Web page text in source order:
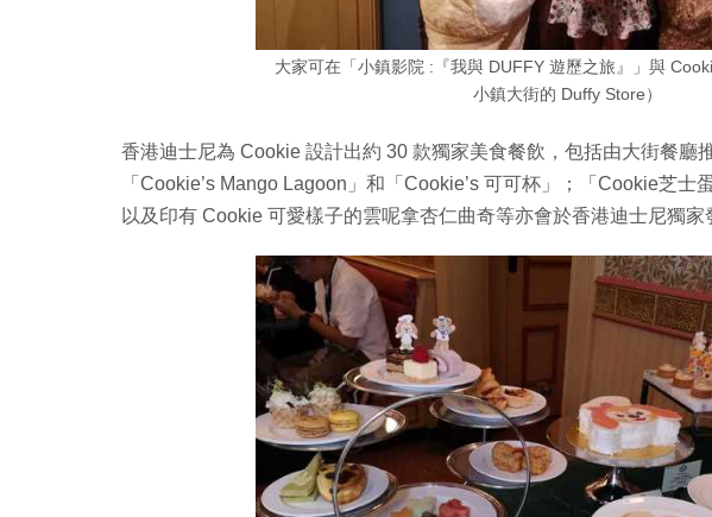
大家可在「小鎮影院 :『我與 DUFFY 遊歷之旅』」與
小鎮大街的 Duffy Store）
香港迪士尼為 Cookie 設計出約 30 款獨家美食餐飲，包括由大街餐廳
「Cookie’s Mango Lagoon」和「Cookie’s 可可杯」；「Cookie芝士
以及印有 Cookie 可愛樣子的雲呢拿杏仁曲奇等亦會於香港迪士尼獨家